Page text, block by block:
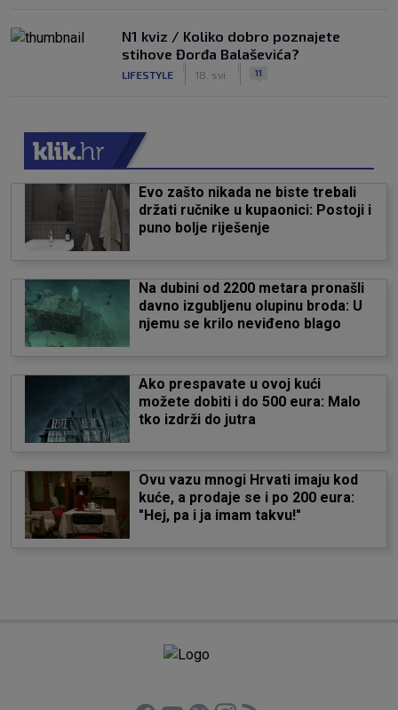
N1 kviz / Koliko dobro poznajete
stihove Đorđa Balaševića?
LIFESTYLE 18. svi. 11
Evo zašto nikada ne biste trebali
držati ručnike u kupaonici: Postoji i
puno bolje riješenje
Na dubini od 2200 metara pronašli
davno izgubljenu olupinu broda: U
njemu se krilo neviđeno blago
Ako prespavate u ovoj kući
možete dobiti i do 500 eura: Malo
tko izdrži do jutra
Ovu vazu mnogi Hrvati imaju kod
kuće, a prodaje se i po 200 eura:
"Hej, pa i ja imam takvu!"